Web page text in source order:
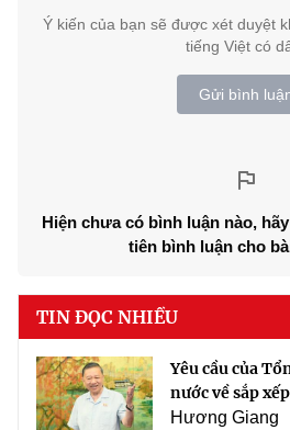
Ý kiến của bạn sẽ được xét duyệt
tiếng Việt có
Gửi bình
Hiện chưa có bình luận nào,
tiên bình luận cho
TIN ĐỌC NHIỀU
Yêu cầu của
nước về sắp
Hương Giang